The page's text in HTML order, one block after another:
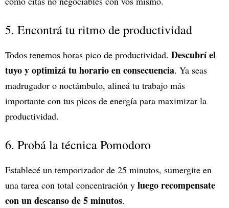
5. Encontrá tu ritmo de productividad
Todos tenemos horas pico de productividad. Descubrí el
tuyo y optimizá tu horario en consecuencia. Ya seas
madrugador o noctámbulo, alineá tu trabajo más
importante con tus picos de energía para maximizar la
productividad.
6. Probá la técnica Pomodoro
Establecé un temporizador de 25 minutos, sumergite en
una tarea con total concentración y luego recompensate
con un descanso de 5 minutos.